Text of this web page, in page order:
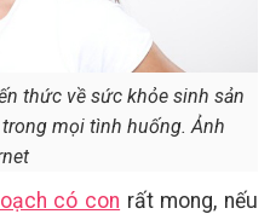
thức về sức khỏe sinh sản
mọi tình huống. Ảnh
có con rất mong, nếu